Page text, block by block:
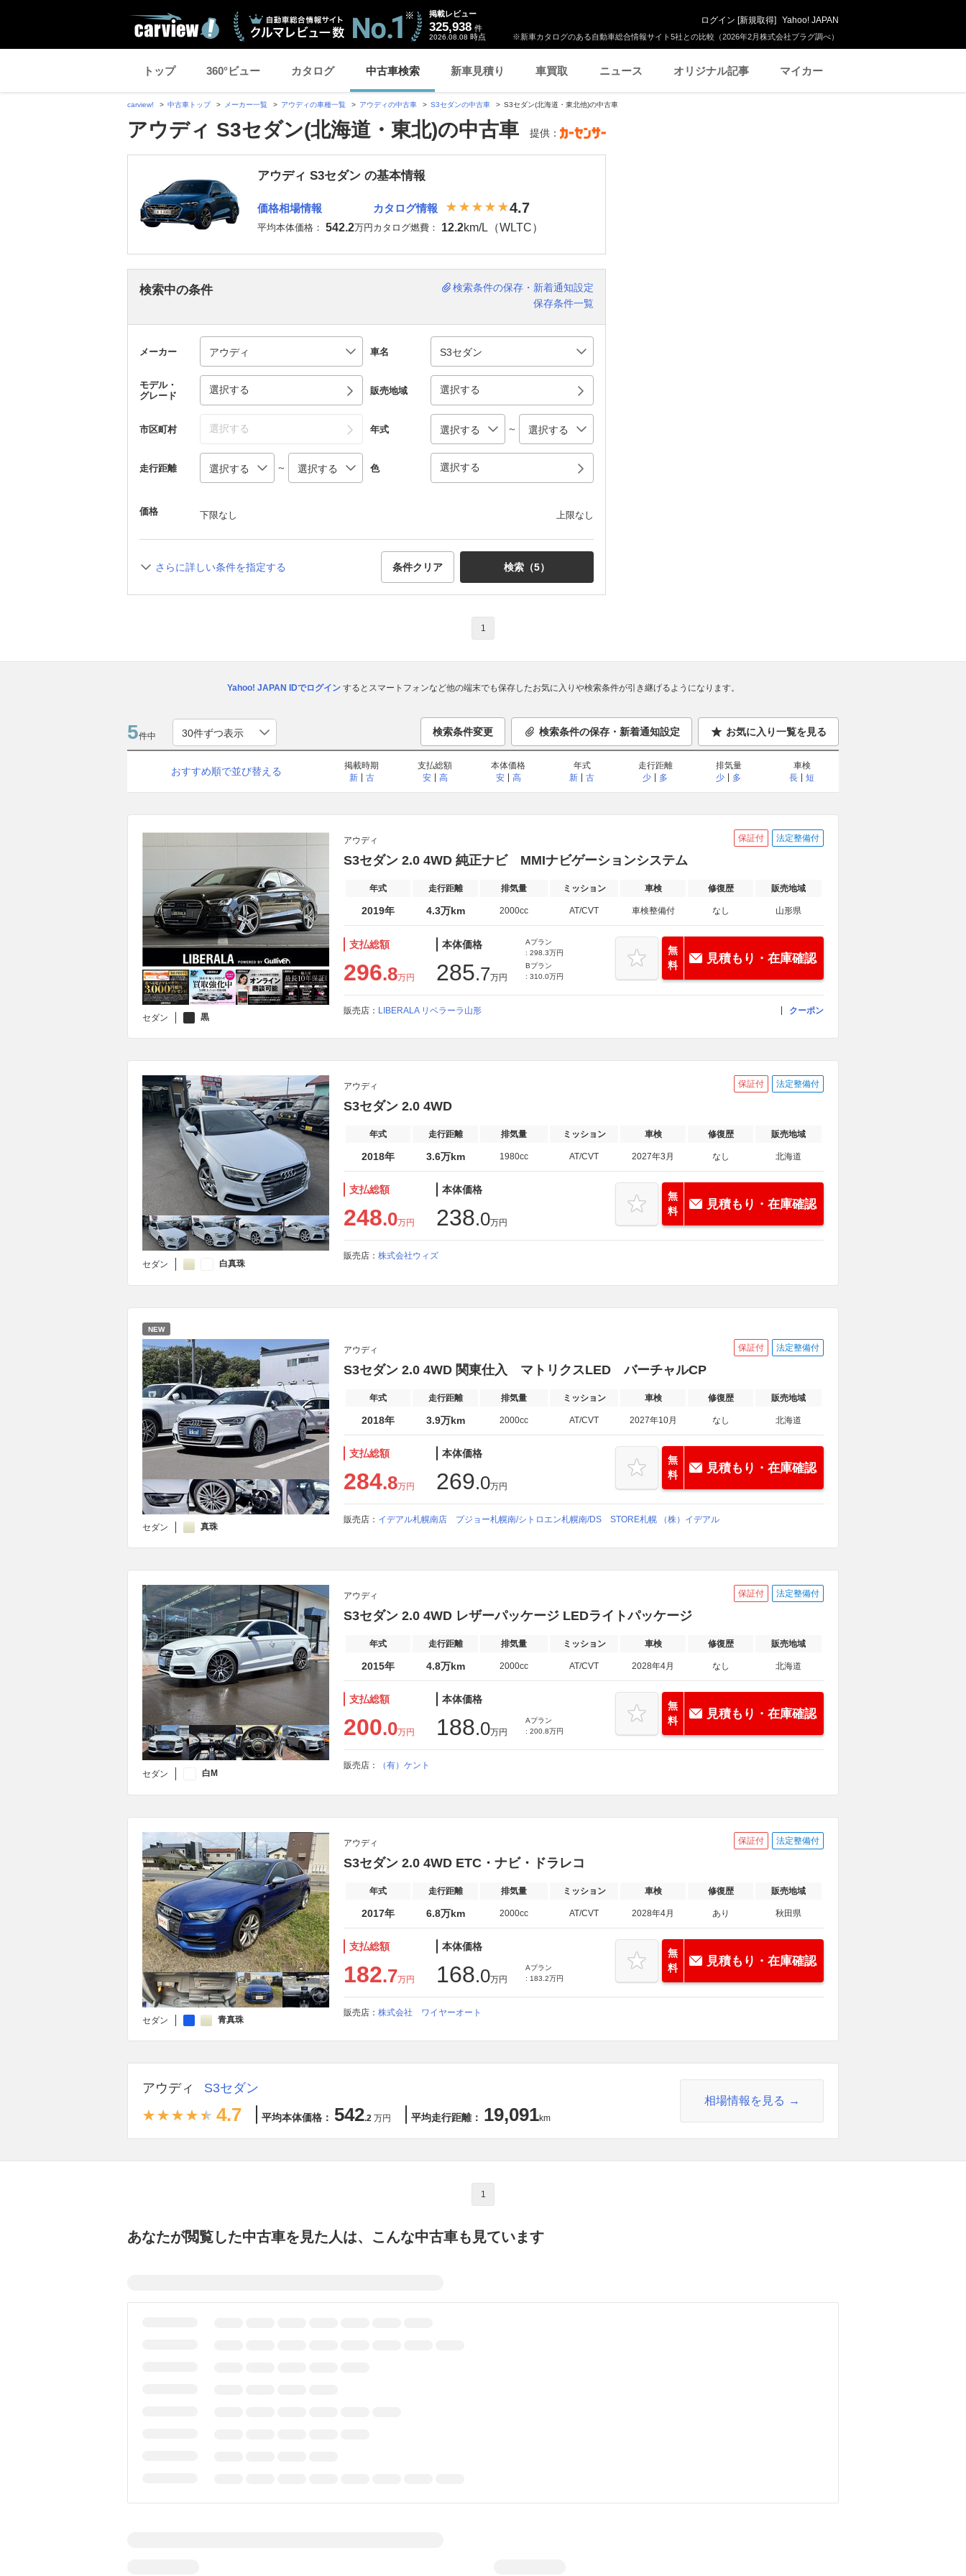
※新車カタログのある自動車総合情報サイト5社との比較（2026年2月株式会社プラグ調べ）
掲載レビュー
325,938 件
2026.08.08 時点
ログイン [新規取得] Yahoo! JAPAN
トップ 360°ビュー カタログ 中古車検索 新車見積り 車買取 ニュース オリジナル記事 マイカー
carview! 中古車トップ メーカー一覧 アウディの車種一覧 アウディの中古車 S3セダンの中古車 S3セダン(北海道・東北他)の中古車
アウディ S3セダン(北海道・東北)の中古車 提供：
アウディ S3セダン の基本情報
価格相場情報
平均本体価格： 542.2万円
カタログ情報 4.7
カタログ燃費： 12.2km/L（WLTC）
検索中の条件
検索条件の保存・新着通知設定
保存条件一覧
メーカー 車名
モデル・
グレード
選択する 販売地域 選択する
市区町村 選択する 年式 ～
走行距離 ～ 色 選択する
価格 下限なし 上限なし
さらに詳しい条件を指定する 条件クリア 検索（5）
1
Yahoo! JAPAN IDでログインするとスマートフォンなど他の端末でも保存したお気に入りや検索条件が引き継げるようになります。
5件中 検索条件変更 検索条件の保存・新着通知設定 お気に入り一覧を見る
おすすめ順で並び替える
掲載時期
新
古
支払総額
安
高
本体価格
安
高
年式
新
古
走行距離
少
多
排気量
少
多
車検
長
短
セダン 黒
アウディ 保証付 法定整備付
S3セダン 2.0 4WD 純正ナビ MMIナビゲーションシステム
年式 走行距離 排気量 ミッション 車検 修復歴 販売地域
2019年 4.3万km 2000cc AT/CVT 車検整備付 なし 山形県
支払総額
296.8万円
本体価格
285.7万円
Aプラン
: 298.3万円
Bプラン
: 310.0万円
無
料
見積もり・在庫確認
販売店： LIBERALA リベラーラ山形 クーポン
セダン 白真珠
アウディ 保証付 法定整備付
S3セダン 2.0 4WD
年式 走行距離 排気量 ミッション 車検 修復歴 販売地域
2018年 3.6万km 1980cc AT/CVT 2027年3月 なし 北海道
支払総額
248.0万円
本体価格
238.0万円
無
料
見積もり・在庫確認
販売店： 株式会社ウィズ
NEW
セダン 真珠
アウディ 保証付 法定整備付
S3セダン 2.0 4WD 関東仕入 マトリクスLED バーチャルCP
年式 走行距離 排気量 ミッション 車検 修復歴 販売地域
2018年 3.9万km 2000cc AT/CVT 2027年10月 なし 北海道
支払総額
284.8万円
本体価格
269.0万円
無
料
見積もり・在庫確認
販売店： イデアル札幌南店 プジョー札幌南/シトロエン札幌南/DS STORE札幌 （株）イデアル
セダン 白M
アウディ 保証付 法定整備付
S3セダン 2.0 4WD レザーパッケージ LEDライトパッケージ
年式 走行距離 排気量 ミッション 車検 修復歴 販売地域
2015年 4.8万km 2000cc AT/CVT 2028年4月 なし 北海道
支払総額
200.0万円
本体価格
188.0万円
Aプラン
: 200.8万円
無
料
見積もり・在庫確認
販売店： （有）ケント
セダン 青真珠
アウディ 保証付 法定整備付
S3セダン 2.0 4WD ETC・ナビ・ドラレコ
年式 走行距離 排気量 ミッション 車検 修復歴 販売地域
2017年 6.8万km 2000cc AT/CVT 2028年4月 あり 秋田県
支払総額
182.7万円
本体価格
168.0万円
Aプラン
: 183.2万円
無
料
見積もり・在庫確認
販売店： 株式会社 ワイヤーオート
アウディ S3セダン
4.7 平均本体価格： 542.2 万円 平均走行距離： 19,091km
相場情報を見る
1
あなたが閲覧した中古車を見た人は、こんな中古車も見ています